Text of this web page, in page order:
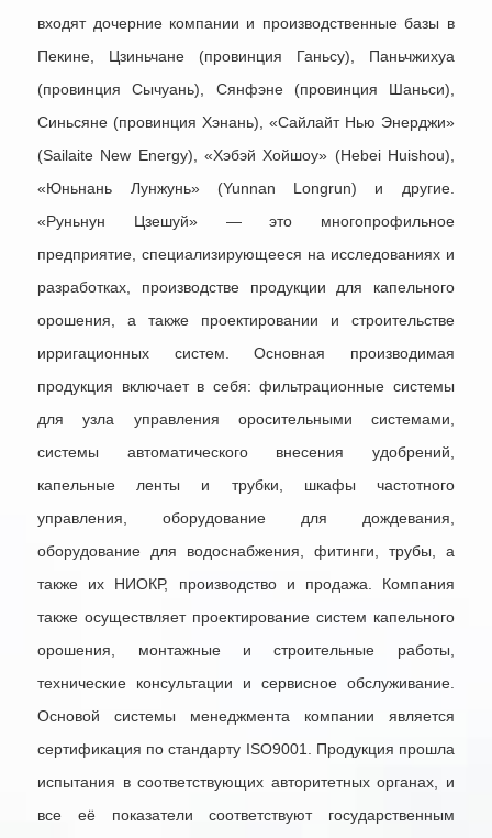
входят дочерние компании и производственные базы в
Пекине, Цзиньчане (провинция Ганьсу), Паньчжихуа
(провинция Сычуань), Сянфэне (провинция Шаньси),
Синьсяне (провинция Хэнань), «Сайлайт Нью Энерджи»
(Sailaite New Energy), «Хэбэй Хойшоу» (Hebei Huishou),
«Юньнань Лунжунь» (Yunnan Longrun) и другие.
«Руньнун Цзешуй» — это многопрофильное
предприятие, специализирующееся на исследованиях и
разработках, производстве продукции для капельного
орошения, а также проектировании и строительстве
ирригационных систем. Основная производимая
продукция включает в себя: фильтрационные системы
для узла управления оросительными системами,
системы автоматического внесения удобрений,
капельные ленты и трубки, шкафы частотного
управления, оборудование для дождевания,
оборудование для водоснабжения, фитинги, трубы, а
также их НИОКР, производство и продажа. Компания
также осуществляет проектирование систем капельного
орошения, монтажные и строительные работы,
технические консультации и сервисное обслуживание.
Основой системы менеджмента компании является
сертификация по стандарту ISO9001. Продукция прошла
испытания в соответствующих авторитетных органах, и
все её показатели соответствуют государственным